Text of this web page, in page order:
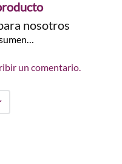
nosotros
un comentario.